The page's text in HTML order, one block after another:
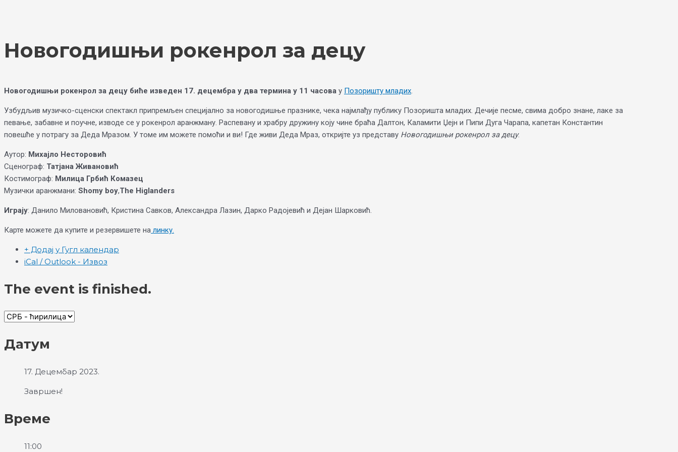
Новогодишњи рокенрол за децу
Новогодишњи рокенрол за децу биће изведен 17. децембра у два термина у 11 часова у Позоришту младих.
Узбудљив музичко-сценски спектакл припремљен специјално за новогодишње празнике, чека најмлађу публику Позоришта младих. Дечије песме, свима добро знане, лаке за
певање, забавне и поучне, изводе се у рокенрол аранжману. Распевану и храбру дружину коју чине браћа Далтон, Каламити Џејн и Пипи Дуга Чарапа, капетан Константин
повешће у потрагу за Деда Мразом. У томе им можете помоћи и ви! Где живи Деда Мраз, откријте уз представу Новогодишњи рокенрол за децу.
Аутор: Михајло Несторовић
Сценограф: Татјана Живановић
Костимограф: Милица Грбић Комазец
Музички аранжмани: Shomy boy,The Higlanders
Играју: Данило Миловановић, Кристина Савков, Александра Лазин, Дарко Радојевић и Дејан Шарковић.
Карте можете да купите и резервишете на линку.
+ Додај у Гугл календар
iCal / Outlook - Извоз
The event is finished.
Датум
17. Децембар 2023.
Завршен!
Време
11:00